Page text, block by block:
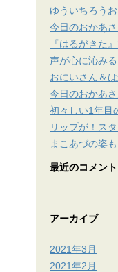
ゆういちろう
今日のおかあ
『はるがきた
声が心に沁み
おにいさん＆
今日のおかあ
初々しい1年目
リップが！ス
まこあづの姿も
最近のコメント
アーカイブ
2021年3月
2021年2月